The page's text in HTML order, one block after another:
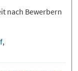
nach Bewerbern
,